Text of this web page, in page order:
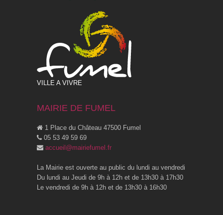
VILLE A VIVRE
MAIRIE DE FUMEL
1 Place du Château 47500 Fumel
05 53 49 59 69
accueil@mairiefumel.fr
La Mairie est ouverte au public du lundi au vendredi
Du lundi au Jeudi de 9h à 12h et de 13h30 à 17h30
Le vendredi de 9h à 12h et de 13h30 à 16h30